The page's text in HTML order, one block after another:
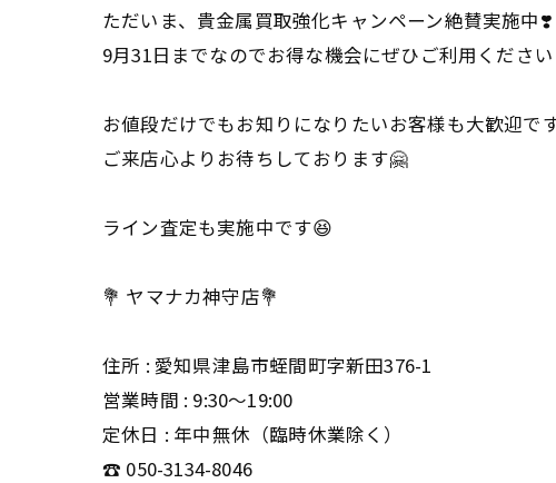
ただいま、貴金属買取強化キャンペーン絶賛実施中❣️
9月31日までなのでお得な機会にぜひご利用くださ
お値段だけでもお知りになりたいお客様も大歓迎で
ご来店心よりお待ちしております🤗
ライン査定も実施中です😆
💐 ヤマナカ神守店💐
住所 : 愛知県津島市蛭間町字新田376-1
営業時間 : 9:30〜19:00
定休日 : 年中無休（臨時休業除く）
☎️ 050-3134-8046